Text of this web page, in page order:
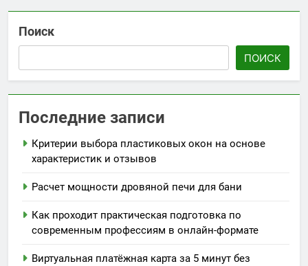
Поиск
ПОИСК
Последние записи
Критерии выбора пластиковых окон на основе
характеристик и отзывов
Расчет мощности дровяной печи для бани
Как проходит практическая подготовка по
современным профессиям в онлайн-формате
Виртуальная платёжная карта за 5 минут без